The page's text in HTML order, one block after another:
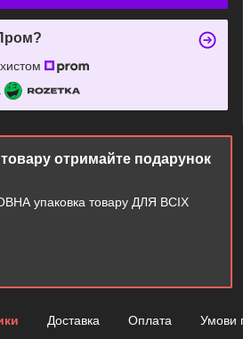
товару отримайте подарунок
упаковка товару ДЛЯ ВСІХ
Доставка Оплата Умови